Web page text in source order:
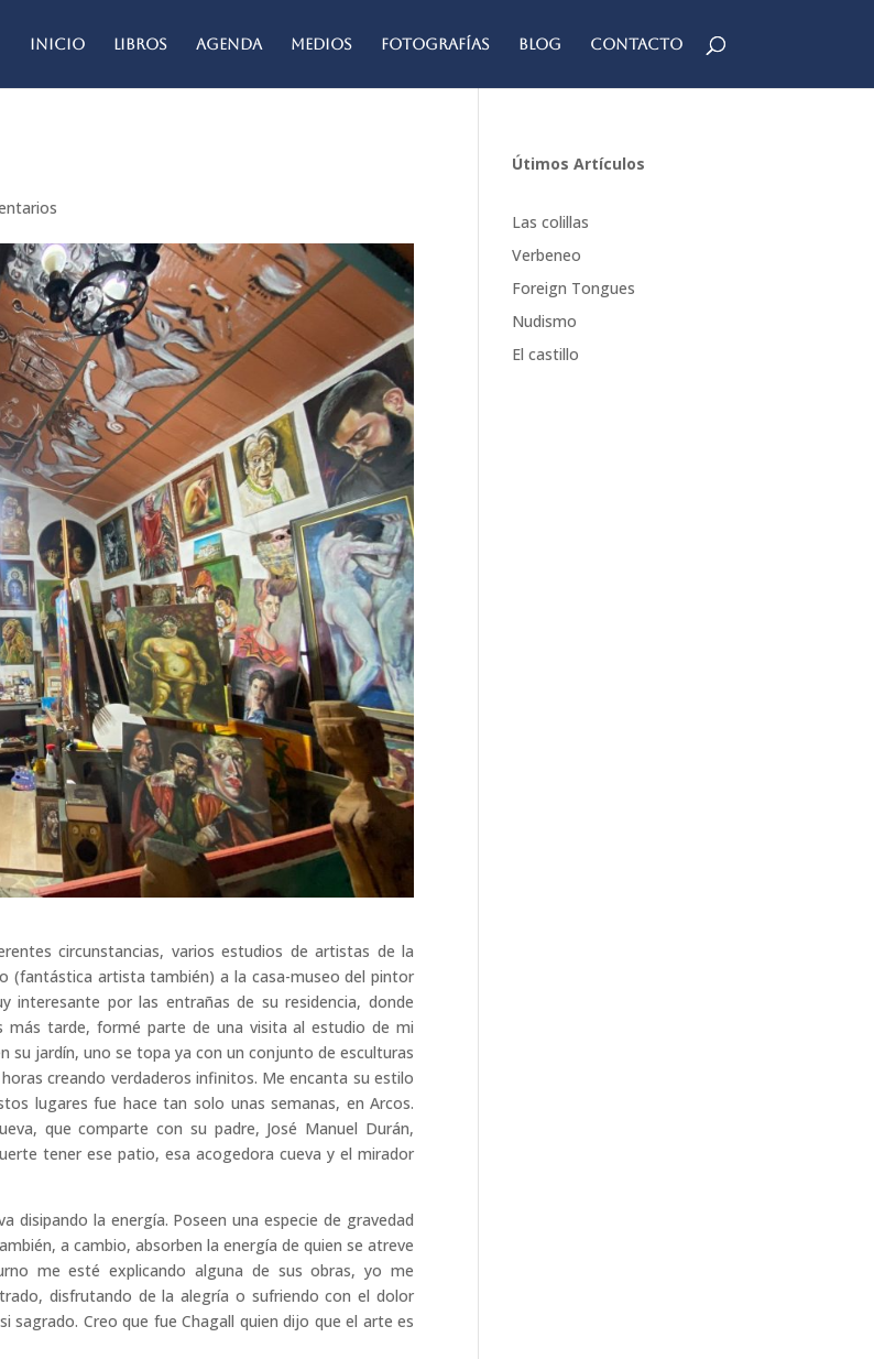
Inicio Libros Agenda Medios Fotografías Blog Contacto
circunstancias, varios estudios de artistas de la
(fantástica artista también) a la casa-museo del pintor
interesante por las entrañas de su residencia, donde
más tarde, formé parte de una visita al estudio de mi
su jardín, uno se topa ya con un conjunto de esculturas
creando verdaderos infinitos. Me encanta su estilo
lugares fue hace tan solo unas semanas, en Arcos.
que comparte con su padre, José Manuel Durán,
tener ese patio, esa acogedora cueva y el mirador
la energía. Poseen una especie de gravedad
a cambio, absorben la energía de quien se atreve
me esté explicando alguna de sus obras, yo me
disfrutando de la alegría o sufriendo con el dolor
Creo que fue Chagall quien dijo que el arte es
Útimos Artículos
Las colillas
Verbeneo
Foreign Tongues
Nudismo
El castillo